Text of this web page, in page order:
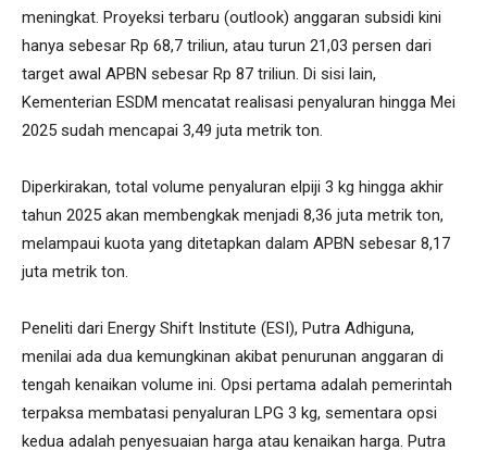
meningkat. Proyeksi terbaru (outlook) anggaran subsidi kini
hanya sebesar Rp 68,7 triliun, atau turun 21,03 persen dari
target awal APBN sebesar Rp 87 triliun. Di sisi lain,
Kementerian ESDM mencatat realisasi penyaluran hingga Mei
2025 sudah mencapai 3,49 juta metrik ton.
Diperkirakan, total volume penyaluran elpiji 3 kg hingga akhir
tahun 2025 akan membengkak menjadi 8,36 juta metrik ton,
melampaui kuota yang ditetapkan dalam APBN sebesar 8,17
juta metrik ton.
Peneliti dari Energy Shift Institute (ESI), Putra Adhiguna,
menilai ada dua kemungkinan akibat penurunan anggaran di
tengah kenaikan volume ini. Opsi pertama adalah pemerintah
terpaksa membatasi penyaluran LPG 3 kg, sementara opsi
kedua adalah penyesuaian harga atau kenaikan harga. Putra